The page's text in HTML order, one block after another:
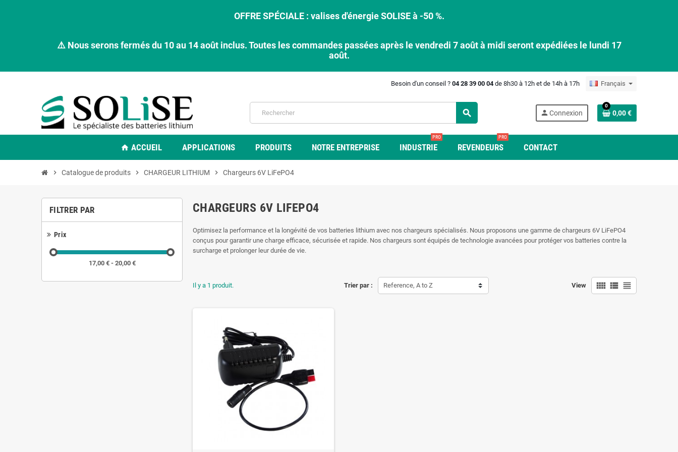
OFFRE SPÉCIALE : valises d'énergie SOLISE à -50 %.
⚠️ Nous serons fermés du 10 au 14 août inclus. Toutes les commandes passées après le vendredi 7 août à midi seront expédiées le lundi 17
août.
Besoin d'un conseil ? 04 28 39 00 04de 8h30 à 12h et de 14h à 17h Français
search person Connexion
0
0,00 €
home ACCUEIL APPLICATIONS PRODUITS NOTRE ENTREPRISE INDUSTRIE
PRO
REVENDEURS
PRO
CONTACT
chevron_right Catalogue de produits chevron_right CHARGEUR LITHIUM chevron_right Chargeurs 6V LiFePO4
FILTRER PAR
Prix
17,00 € - 20,00 €
CHARGEURS 6V LIFEPO4
Optimisez la performance et la longévité de vos batteries lithium avec nos chargeurs spécialisés. Nous proposons une gamme de chargeurs 6V LiFePO4
conçus pour garantir une charge efficace, sécurisée et rapide. Nos chargeurs sont équipés de technologie avancées pour protéger vos batteries contre la
surcharge et prolonger leur durée de vie.
Trier par : Reference, A to Z View view_comfy view_list view_headline
Il y a 1 produit.